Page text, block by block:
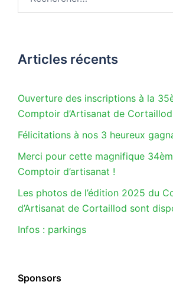
Articles récents
Ouverture des inscriptions à la
Comptoir d’Artisanat de Cortaillod
Félicitations à nos 3 heureux
Merci pour cette magnifique
Comptoir d’artisanat !
Les photos de l’édition 2025 du
d’Artisanat de Cortaillod sont
Infos : parkings
Sponsors